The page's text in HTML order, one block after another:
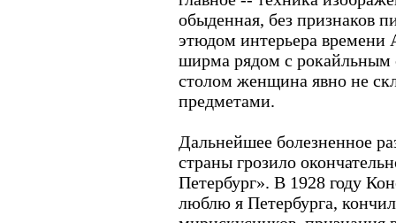
обыденная, без признаков
этюдом интерьера времени
ширма рядом с рокайльным
столом женщина явно не
предметами.
Дальнейшее болезненное
страны грозило
Петербург». В 1928 году
люблю я Петербурга,